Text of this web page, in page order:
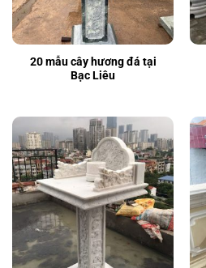
20 mẫu cây hương đá tại
Bạc Liêu